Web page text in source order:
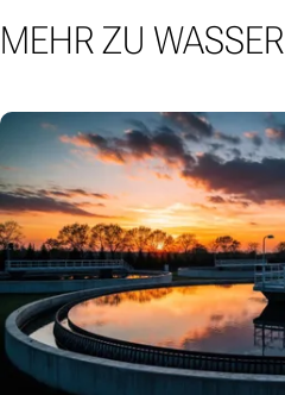
MEHR ZU WASSER